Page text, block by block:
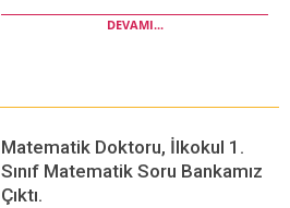
DEVAMI...
Matematik Doktoru, İlkokul 1.
Sınıf Matematik Soru Bankamız
Çıktı.